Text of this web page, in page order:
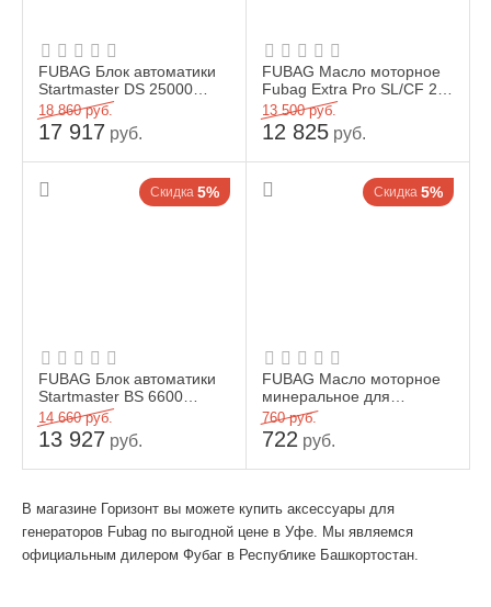
В магазине Горизонт вы можете купить аксессуары для
генераторов Fubag по выгодной цене в Уфе. Мы являемся
официальным дилером Фубаг в Республике Башкортостан.
FUBAG Блок автоматики
Startmaster DS 25000
(230V) для дизельных
электростанций (DS_55...
18 860 руб.
17 917 руб.
FUBAG Масло моторное
Fubag Extra Pro SL/CF 20
л13 500 руб.
12 825 руб.
Скидка 5%
FUBAG Блок автоматики
Startmaster BS 6600
(230V) двухрежимный для
бензиновых станций
14 660 руб.
13 927 руб.
Скидка 5%
FUBAG Масло моторное
минеральное для
четырехтактных
бензиновых двигателей 1
литр Fuba...
760 руб.
722 руб.